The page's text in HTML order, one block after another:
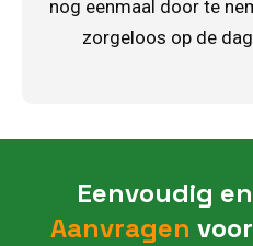
nog eenmaal door te
zorgeloos op de
Eenvoudig
Aanvragen